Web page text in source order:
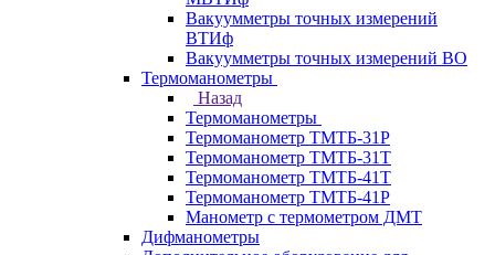
Вакуумметры точных измерений
ВТИф
Вакуумметры точных измерений ВО
Термоманометры
Назад
Термоманометры
Термоманометр ТМТБ-31Р
Термоманометр ТМТБ-31Т
Термоманометр ТМТБ-41Т
Термоманометр ТМТБ-41Р
Манометр с термометром ДМТ
Дифманометры